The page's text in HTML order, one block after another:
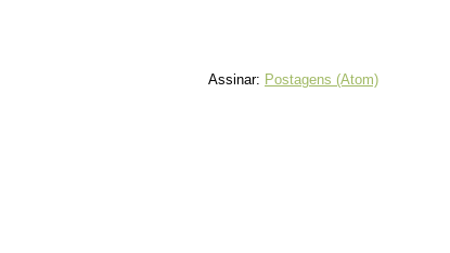
Assinar: Postagens (Atom)